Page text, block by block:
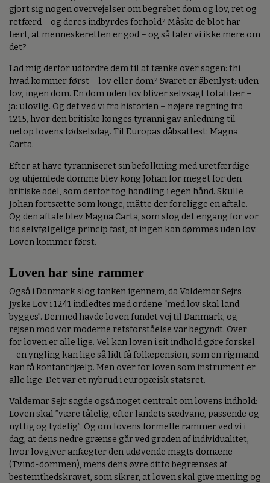
gjort sig nogen overvejelser om begrebet dom og lov, ret og
retfærd – og deres indbyrdes forhold? Måske de blot har
lært, at menneskeretten er god – og så taler vi ikke mere om
det?
Lad mig derfor udfordre dem til at tænke over sagen: thi
hvad kommer først – lov eller dom? Svaret er åbenlyst: uden
lov, ingen dom. En dom uden lov bliver selvsagt totalitær –
ja: ulovlig. Og det ved vi fra historien – nøjere regning fra
1215, hvor den britiske konges tyranni gav anledning til
netop lovens fødselsdag. Til Europas dåbsattest: Magna
Carta.
Efter at have tyranniseret sin befolkning med uretfærdige
og uhjemlede domme blev kong Johan for meget for den
britiske adel, som derfor tog handling i egen hånd. Skulle
Johan fortsætte som konge, måtte der foreligge en aftale.
Og den aftale blev Magna Carta, som slog det engang for vor
tid selvfølgelige princip fast, at ingen kan dømmes uden lov.
Loven kommer først.
Loven har sine rammer
Også i Danmark slog tanken igennem, da Valdemar Sejrs
Jyske Lov i 1241 indledtes med ordene “med lov skal land
bygges”. Dermed havde loven fundet vej til Danmark, og
rejsen mod vor moderne retsforståelse var begyndt. Over
for loven er alle lige. Vel kan loven i sit indhold gøre forskel
– en yngling kan lige så lidt få folkepension, som en rigmand
kan få kontanthjælp. Men over for loven som instrument er
alle lige. Det var et nybrud i europæisk statsret.
Valdemar Sejr sagde også noget centralt om lovens indhold:
Loven skal ”være tålelig, efter landets sædvane, passende og
nyttig og tydelig”. Og om lovens formelle rammer ved vi i
dag, at dens nedre grænse går ved graden af individualitet,
hvor lovgiver anfægter den udøvende magts domæne
(Tvind-dommen), mens dens øvre ditto begrænses af
bestemthedskravet, som sikrer, at loven skal give mening og